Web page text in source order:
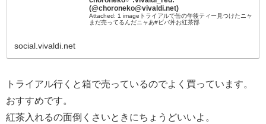
(@choroneko@vivaldi.net)
Attached: 1 imageトライアルで缶の午後ティー見つけたニャ
まだ売ってるんだニャあ#ビバ丼お紅茶部
social.vivaldi.net
トライアル行くと箱で売っているのでよく買っています。
おすすめです。
紅茶入れるの面倒くさいときにちょうどいいよ。